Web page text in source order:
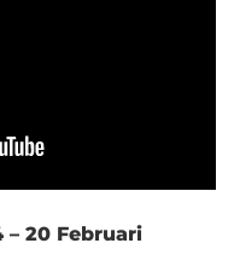
– 20 Februari